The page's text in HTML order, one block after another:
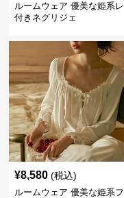
ルームウェア 優美な姫系
付きネグリジェ
¥8,580 (税込)
ルームウェア 優美な姫系